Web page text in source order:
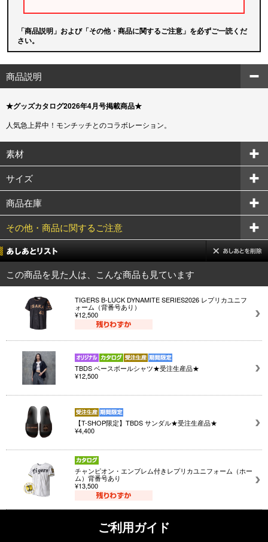
「商品説明」および「その他・商品に関するご注意」を必ずご一読くだ
さい。
商品説明
★グッズカタログ2026年4月号掲載商品★
人気急上昇中！モンチッチとのコラボレーション。
素材
サイズ
商品在庫
その他・商品に関するご注意
この商品を見た人は、こんな商品も見ています
TIGERS B-LUCK DYNAMITE SERIES2026 レプリカユニフ
ォーム（背番号あり）
¥12,500
TBDS ベースボールシャツ★受注生産品★
¥12,500
【T-SHOP限定】TBDS サンダル★受注生産品★
¥4,400
チャンピオン・エンブレム付きレプリカユニフォーム（ホー
ム）背番号あり
¥13,500
ご利用ガイド